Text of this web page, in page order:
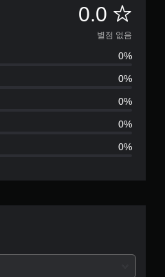
0.0 별
점
없
음
별점 없음
0%
0%
0%
0%
0%